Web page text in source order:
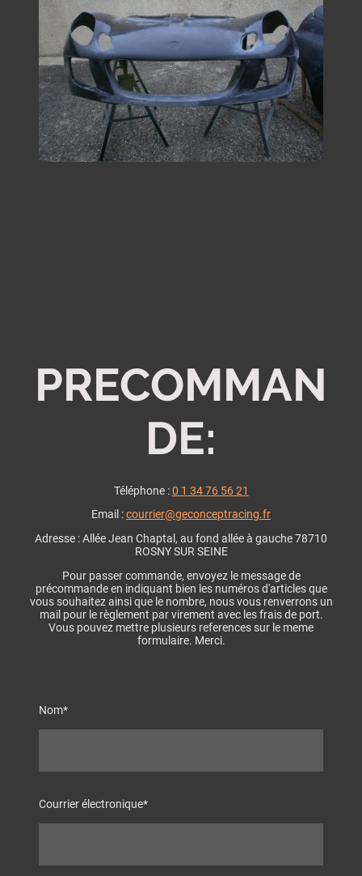
PRECOMMAN
DE:
Téléphone :0 1 34 76 56 21
Email :courrier@geconceptracing.fr
Adresse : Allée Jean Chaptal, au fond allée à gauche 78710
ROSNY SUR SEINE
Pour passer commande, envoyez le message de
précommande en indiquant bien les numéros d'articles que
vous souhaitez ainsi que le nombre, nous vous renverrons un
mail pour le règlement par virement avec les frais de port.
Vous pouvez mettre plusieurs references sur le meme
formulaire. Merci.
Nom*
Courrier électronique*